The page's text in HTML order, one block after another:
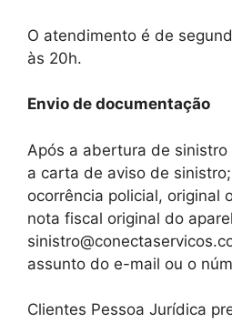
O atendimento é de
às 20h.
Envio de documentação
Após a abertura de
a carta de aviso de
ocorrência policial, original
nota fiscal original do
assunto do e-mail ou o
Clientes Pessoa Jurídica